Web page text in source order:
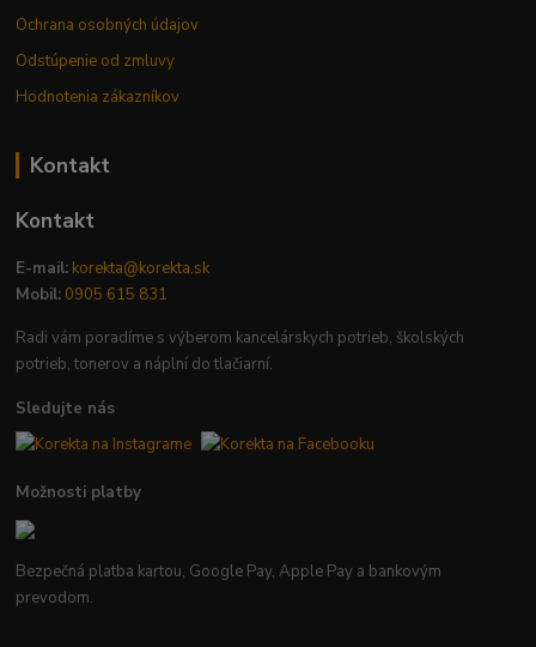
Ochrana osobných údajov
Odstúpenie od zmluvy
Hodnotenia zákazníkov
Kontakt
Kontakt
E-mail: korekta@korekta.sk
Mobil: 0905 615 831
Radi vám poradíme s výberom kancelárskych potrieb, školských
potrieb, tonerov a náplní do tlačiarní.
Sledujte nás
Možnosti platby
Bezpečná platba kartou, Google Pay, Apple Pay a bankovým
prevodom.